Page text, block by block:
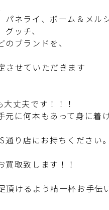
パネライ、ボーム＆メル
ッチ、
ブランドを、
させていただきます
丈夫です！！！
元に何本もあって身に着
通り店にお持ちください
取致します！！
頂けるよう精一杯お手伝